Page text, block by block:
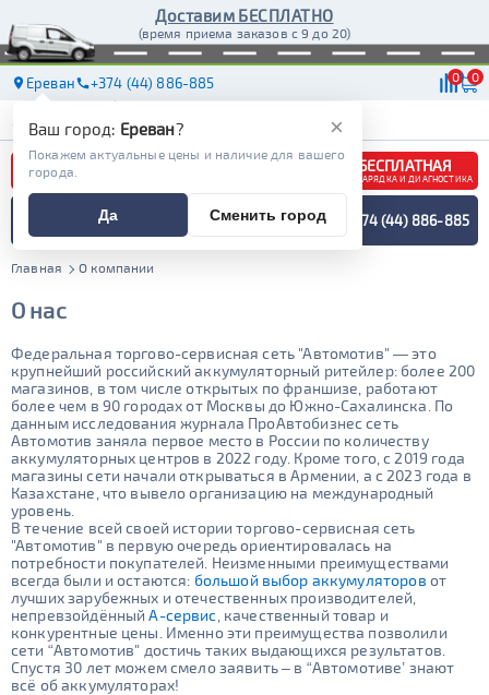
Доставим БЕСПЛАТНО
(время приема заказов с 9 до 20)
Ереван +374 (44) 886-885 0 0
АКБ ДОСТАВКА
БЕСПЛАТНАЯ
ЗАРЯДКА И ДИАГНОСТИКА
ПОДБОР АККУМУЛЯТОРА
СПЕЦИАЛИСТОМ +374 (44) 886-885
Главная О компании
О нас
Федеральная торгово-сервисная сеть "Автомотив" — это
крупнейший российский аккумуляторный ритейлер: более 200
магазинов, в том числе открытых по франшизе, работают
более чем в 90 городах от Москвы до Южно-Сахалинска. По
данным исследования журнала ПроАвтобизнес сеть
Автомотив заняла первое место в России по количеству
аккумуляторных центров в 2022 году. Кроме того, с 2019 года
магазины сети начали открываться в Армении, а с 2023 года в
Казахстане, что вывело организацию на международный
уровень.
В течение всей своей истории торгово-сервисная сеть
"Автомотив" в первую очередь ориентировалась на
потребности покупателей. Неизменными преимуществами
всегда были и остаются: большой выбор аккумуляторов от
лучших зарубежных и отечественных производителей,
непревзойдённыйА-сервис , качественный товар и
конкурентные цены. Именно эти преимущества позволили
сети “Автомотив" достичь таких выдающихся результатов.
Спустя 30 лет можем смело заявить – в “Автомотиве’ знают
всё об аккумуляторах!
×
Ваш город: Ереван?
Покажем актуальные цены и наличие для вашего
города.
Да Сменить город